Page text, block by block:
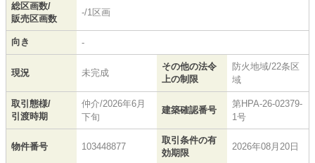
総区画数/
販売区画数
-/1区画
向き -
現況 未完成
その他の法令
上の制限
防火地域/22条区
域
取引態様/
引渡時期
仲介/2026年6月
下旬
建築確認番号
第HPA-26-02379-
1号
物件番号 103448877
取引条件の有
効期限
2026年08月20日